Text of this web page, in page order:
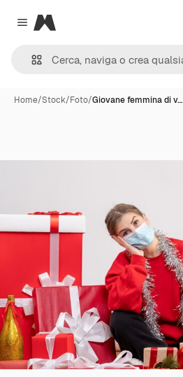
Close menu
Magnific
Home/Stock/Foto/Giovane femmina di v…